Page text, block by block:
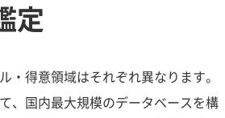
定
得意領域はそれぞれ異なります。
、国内最大規模のデータベースを構